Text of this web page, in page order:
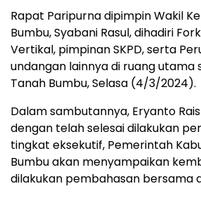
Rapat Paripurna dipimpin Wakil
Bumbu, Syabani Rasul, dihadiri
Vertikal, pimpinan SKPD, serta
undangan lainnya di ruang utama
Tanah Bumbu, Selasa (4/3/2024).
Dalam sambutannya, Eryanto
dengan telah selesai dilakukan
tingkat eksekutif, Pemerintah
Bumbu akan menyampaikan
dilakukan pembahasan bersama